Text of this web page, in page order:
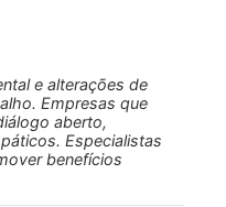
e alterações de
Empresas que
aberto,
Especialistas
benefícios